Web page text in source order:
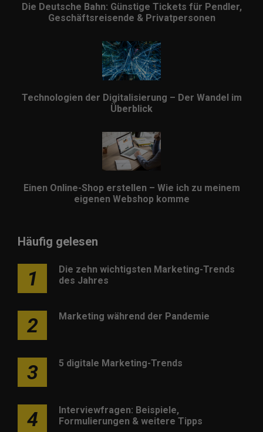
Die Deutsche Bahn: Günstige Tickets für Pendler,
Geschäftsreisende & Privatpersonen
Technologien der Digitalisierung – Der Wandel im
Überblick
Einen Online-Shop erstellen – Wie ich zu meinem
eigenen Webshop komme
Häufig gelesen
1
Die zehn wichtigsten Marketing-Trends
des Jahres
2 Marketing während der Pandemie
3 5 digitale Marketing-Trends
4
Interviewfragen: Beispiele,
Formulierungen & weitere Tipps